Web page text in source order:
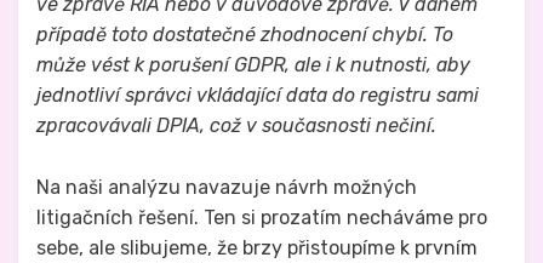
případě toto dostatečné zhodnocení chybí. To
může vést k porušení GDPR, ale i k nutnosti, aby
jednotliví správci vkládající data do registru sami
zpracovávali DPIA, což v současnosti nečiní.
Na naši analýzu navazuje návrh možných
litigačních řešení. Ten si prozatím necháváme pro
sebe, ale slibujeme, že brzy přistoupíme k prvním